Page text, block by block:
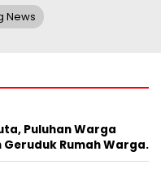
News
Puluhan Warga
Rumah Warga.